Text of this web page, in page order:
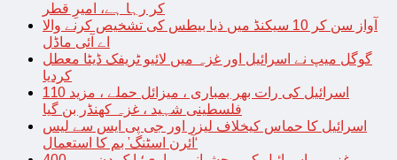
کر رہا ہے، امیرِ قطر
آواز سن کر 10 سیکنڈ میں ذیا بیطس کی تشخیص کرنے والا
اے آئی ماڈل
گوگل میپ نے اسرائیل اور غزہ میں لائیو ٹریفک ڈیٹا معطل
کردیا
اسرائیل کی رات بھر بمباری ، میزائل حملے ، مزید 110
فلسطینی شہید ، غزہ کھنڈر بن گیا
اسرائیل کا حماس کیخلاف لیزر اور جی پی ایس سے لیس
‘آئرن اسٹنگ’ بم کا استعمال